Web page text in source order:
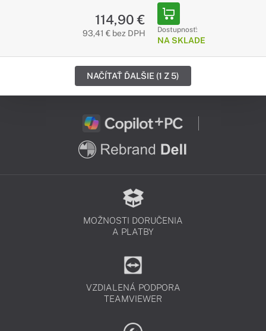
114,90 €
93,41 € bez DPH Dostupnosť:
NA SKLADE
NAČÍTAŤ ĎALŠIE (1 Z 5)
MOŽNOSTI DORUČENIA
A PLATBY
VZDIALENÁ PODPORA
TEAMVIEWER